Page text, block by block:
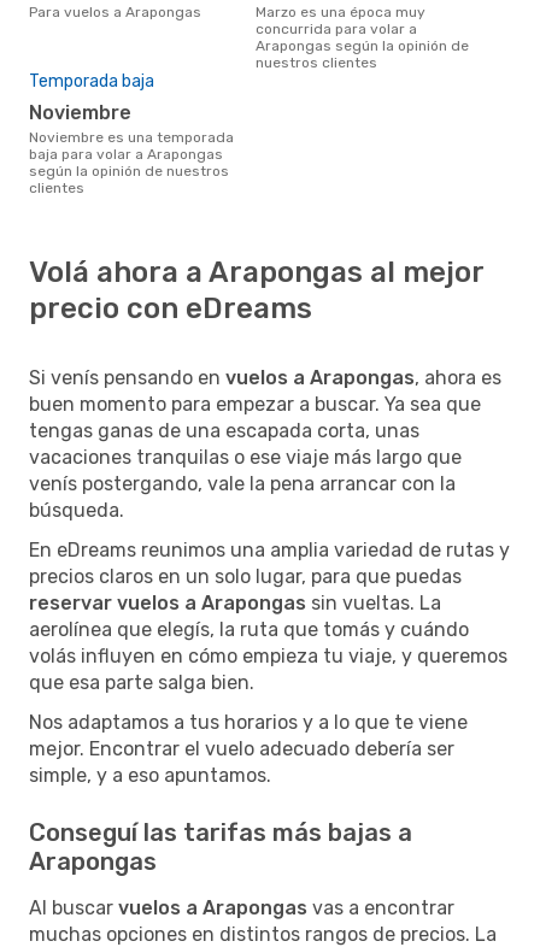
Para vuelos a Arapongas
marzo es una época muy
concurrida para volar a
Arapongas según la opinión de
nuestros clientes
Temporada baja
noviembre
noviembre es una temporada
baja para volar a Arapongas
según la opinión de nuestros
clientes
Volá ahora a Arapongas al mejor
precio con eDreams
Si venís pensando en vuelos a Arapongas, ahora es
buen momento para empezar a buscar. Ya sea que
tengas ganas de una escapada corta, unas
vacaciones tranquilas o ese viaje más largo que
venís postergando, vale la pena arrancar con la
búsqueda.
En eDreams reunimos una amplia variedad de rutas y
precios claros en un solo lugar, para que puedas
reservar vuelos a Arapongas sin vueltas. La
aerolínea que elegís, la ruta que tomás y cuándo
volás influyen en cómo empieza tu viaje, y queremos
que esa parte salga bien.
Nos adaptamos a tus horarios y a lo que te viene
mejor. Encontrar el vuelo adecuado debería ser
simple, y a eso apuntamos.
Conseguí las tarifas más bajas a
Arapongas
Al buscar vuelos a Arapongas vas a encontrar
muchas opciones en distintos rangos de precios. La